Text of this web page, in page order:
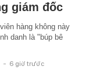
giám đốc
hàng không này
danh là "búp bê
- 6 giờ trước